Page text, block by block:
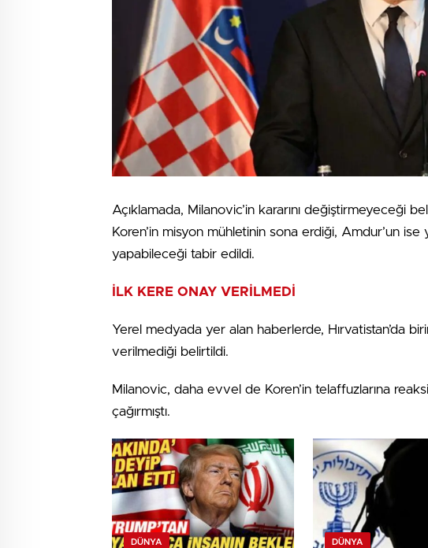
Açıklamada, Milanovic’in kararını değiştirmeyeceği
Koren’in misyon mühletinin sona erdiği, Amdur’un
yapabileceği tabir edildi.
İLK KERE ONAY VERİLMEDİ
Yerel medyada yer alan haberlerde, Hırvatistan’da
verilmediği belirtildi.
Milanovic, daha evvel de Koren’in telaffuzlarına
çağırmıştı.
DÜNYA DÜNYA